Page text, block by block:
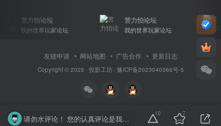
苦力怕论坛
我的世界玩家论坛
苦力怕论坛
我的世界玩家论坛
友链申请 网站地图 广告合作 更新日志
Copyright © 2025 · 投影工坊· 豫ICP备2023040366号-5
请勿水评论！ 您的认真评论是我们的动力。请勿随意输入无意义字符或符号。温馨提示： 对于恶意灌水行为，我们将保留封禁处理的权利。
12 7